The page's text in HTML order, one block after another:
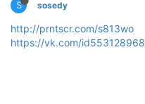
S sosedy
http://prntscr.com/s813wo
https://vk.com/id553128968